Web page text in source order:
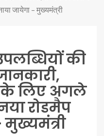
जायेगा – मुख्यमंत्री
की
के लिए अगले
रोडमैप
मुख्यमंत्री